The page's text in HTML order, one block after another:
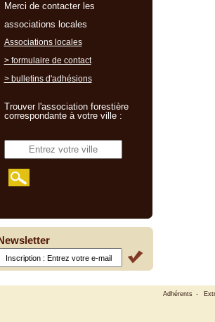
Merci de contacter les
associations locales
Associations locales
> formulaire de contact
> bulletins d'adhésions
Trouver l'association forestière
correspondante à votre ville :
Adhérents -